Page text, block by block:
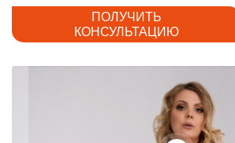
ПОЛУЧИТЬ
КОНСУЛЬТАЦИЮ